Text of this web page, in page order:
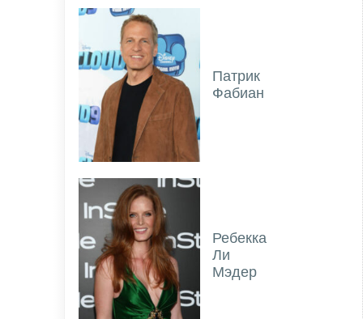
Патрик
Фабиан
Ребекка
Ли
Мэдер